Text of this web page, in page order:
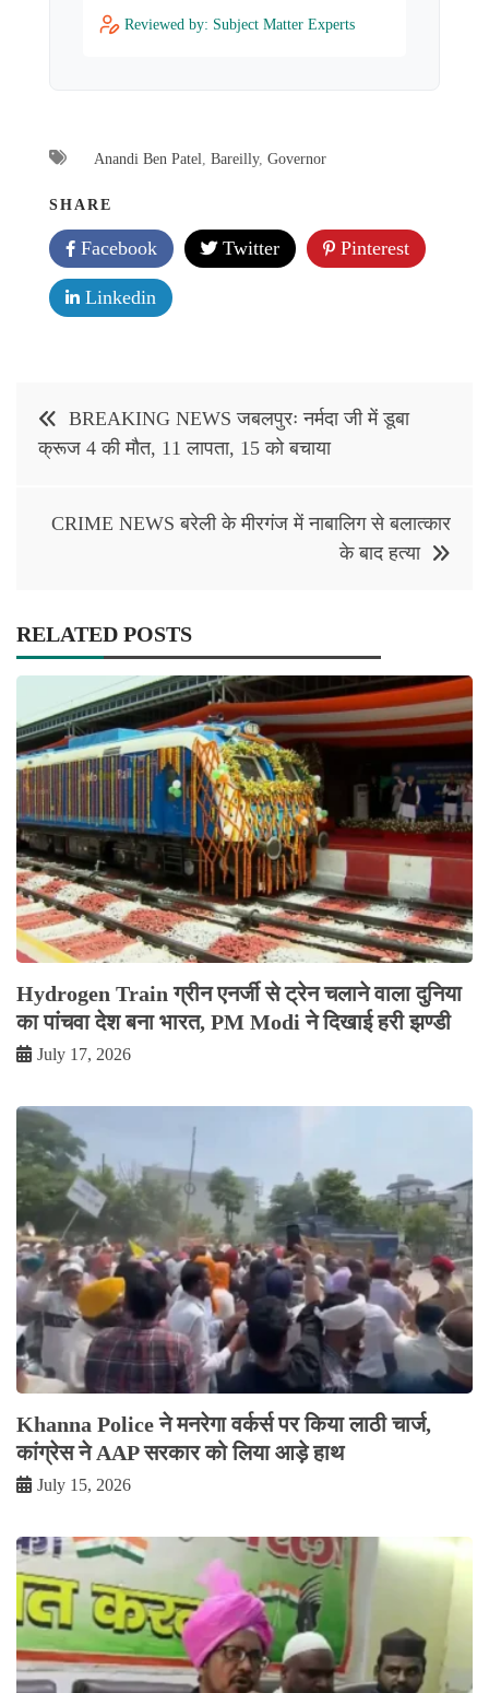
Reviewed by: Subject Matter Experts
Anandi Ben Patel, Bareilly, Governor
SHARE
Facebook Twitter Pinterest
Linkedin
Post
navigation
BREAKING NEWS जबलपुरः नर्मदा जी में डूबा
क्रूज 4 की मौत, 11 लापता, 15 को बचाया
CRIME NEWS बरेली के मीरगंज में नाबालिग से बलात्कार
के बाद हत्या
RELATED POSTS
Hydrogen Train ग्रीन एनर्जी से ट्रेन चलाने वाला दुनिया
का पांचवा देश बना भारत, PM Modi ने दिखाई हरी झण्डी
July 17, 2026
Khanna Police ने मनरेगा वर्कर्स पर किया लाठी चार्ज,
कांग्रेस ने AAP सरकार को लिया आड़े हाथ
July 15, 2026